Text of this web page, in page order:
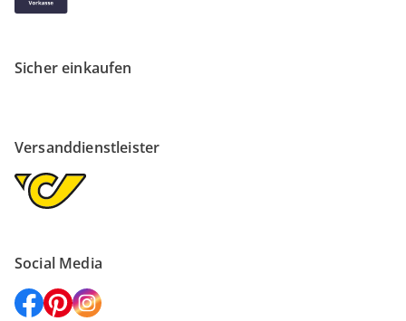
Sicher einkaufen
Versanddienstleister
Social Media